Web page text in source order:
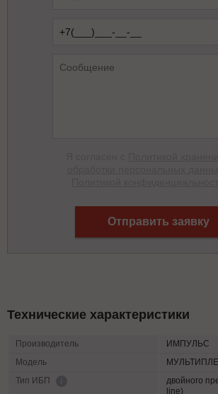
Отправить заявку
Технические характеристики
Производитель
ИМПУЛЬС
Модель
Тип ИБП
двойного
line)